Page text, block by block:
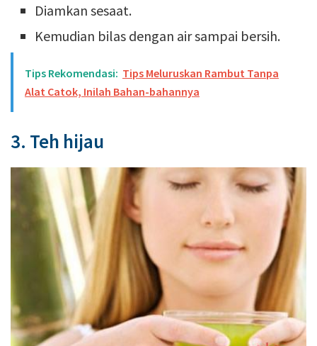
Diamkan sesaat.
Kemudian bilas dengan air sampai bersih.
Tips Rekomendasi: Tips Meluruskan Rambut Tanpa
Alat Catok, Inilah Bahan-bahannya
3. Teh hijau